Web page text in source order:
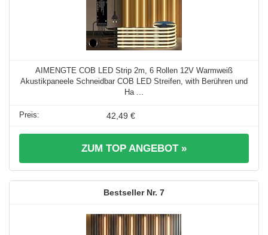
AIMENGTE COB LED Strip 2m, 6 Rollen 12V Warmweiß
Akustikpaneele Schneidbar COB LED Streifen, with Berühren und
Ha ...
42,49 €
ZUM TOP ANGEBOT »
7